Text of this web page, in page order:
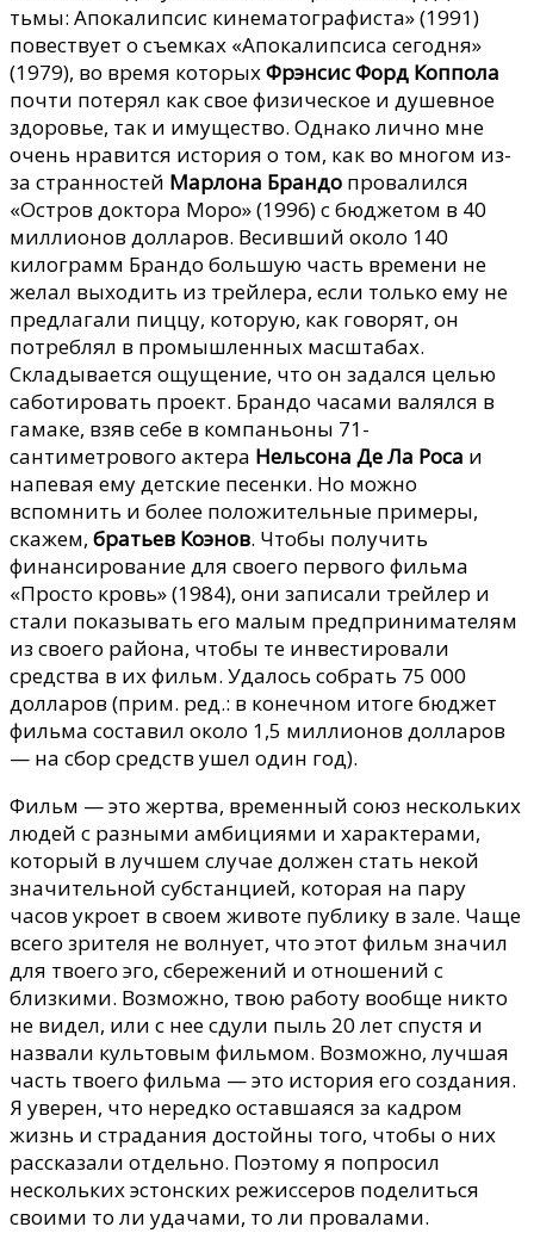
тьмы: Апокалипсис кинематографиста» (1991)
повествует о съемках «Апокалипсиса сегодня»
(1979), во время которыхФрэнсис Форд Коппола
почти потерял как свое физическое и душевное
здоровье, так и имущество. Однако лично мне
очень нравится история о том, как во многом из-
за странностей Марлона Брандо провалился
«Остров доктора Моро» (1996) с бюджетом в 40
миллионов долларов. Весивший около 140
килограмм Брандо большую часть времени не
желал выходить из трейлера, если только ему не
предлагали пиццу, которую, как говорят, он
потреблял в промышленных масштабах.
Складывается ощущение, что он задался целью
саботировать проект. Брандо часами валялся в
гамаке, взяв себе в компаньоны 71-
сантиметрового актера Нельсона Де Ла Роса и
напевая ему детские песенки. Но можно
вспомнить и более положительные примеры,
скажем, братьев Коэнов. Чтобы получить
финансирование для своего первого фильма
«Просто кровь» (1984), они записали трейлер и
стали показывать его малым предпринимателям
из своего района, чтобы те инвестировали
средства в их фильм. Удалось собрать 75 000
долларов (прим. ред.: в конечном итоге бюджет
фильма составил около 1,5 миллионов долларов
— на сбор средств ушел один год).
Фильм — это жертва, временный союз нескольких
людей с разными амбициями и характерами,
который в лучшем случае должен стать некой
значительной субстанцией, которая на пару
часов укроет в своем животе публику в зале. Чаще
всего зрителя не волнует, что этот фильм значил
для твоего эго, сбережений и отношений с
близкими. Возможно, твою работу вообще никто
не видел, или с нее сдули пыль 20 лет спустя и
назвали культовым фильмом. Возможно, лучшая
часть твоего фильма — это история его создания.
Я уверен, что нередко оставшаяся за кадром
жизнь и страдания достойны того, чтобы о них
рассказали отдельно. Поэтому я попросил
нескольких эстонских режиссеров поделиться
своими то ли удачами, то ли провалами.